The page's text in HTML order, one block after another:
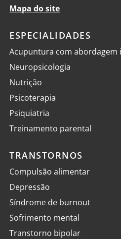
Mapa do site
ESPECIALIDADES
Acupuntura com abordagem
Neuropsicologia
Nutrição
Psicoterapia
Psiquiatria
Treinamento parental
TRANSTORNOS
Compulsão alimentar
Depressão
Síndrome de burnout
Sofrimento mental
Transtorno bipolar